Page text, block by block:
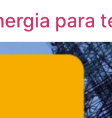
para